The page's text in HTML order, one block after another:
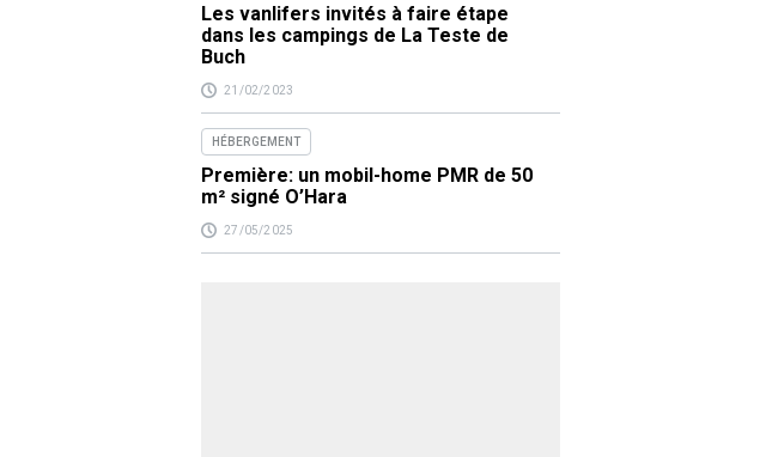
Les vanlifers invités à faire étape
dans les campings de La Teste de
Buch
21/02/2023
HÉBERGEMENT
Première: un mobil-home PMR de 50
m² signé O’Hara
27/05/2025